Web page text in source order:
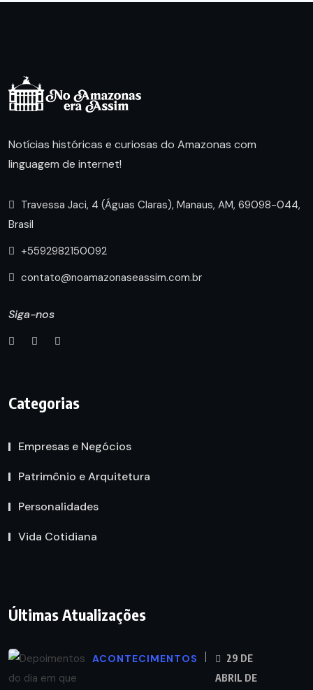
Notícias históricas e curiosas do Amazonas com
linguagem de internet!
Travessa Jaci, 4 (Águas Claras), Manaus, AM, 69098-044,
Brasil
+5592982150092
contato@noamazonaseassim.com.br
Siga-nos
Categorias
Empresas e Negócios
Patrimônio e Arquitetura
Personalidades
Vida Cotidiana
Últimas Atualizações
ACONTECIMENTOS
29 DE
ABRIL DE